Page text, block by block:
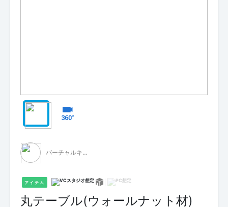
バーチャルキャスト公式 素材配布
アイテム
丸テーブル(ウォールナット材)